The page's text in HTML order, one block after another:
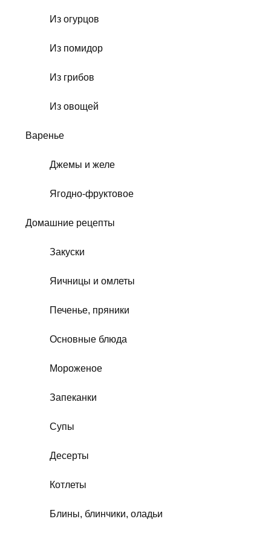
Из огурцов
Из помидор
Из грибов
Из овощей
Варенье
Джемы и желе
Ягодно-фруктовое
Домашние рецепты
Закуски
Яичницы и омлеты
Печенье, пряники
Основные блюда
Мороженое
Запеканки
Супы
Десерты
Котлеты
Блины, блинчики, оладьи